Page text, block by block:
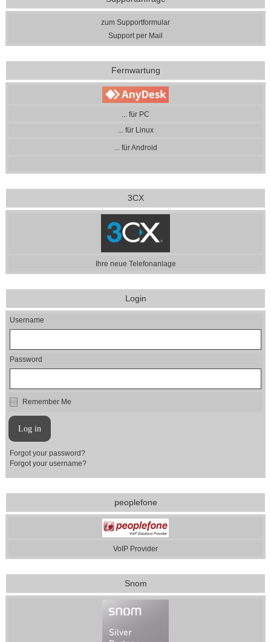
zum Supportformular
Support per Mail
Fernwartung
... für PC
... für Linux
... für Android
3CX
Ihre neue Telefonanlage
Login
Username
Password
Remember Me
Forgot your password?
Forgot your username?
peoplefone
VoIP Provider
Snom